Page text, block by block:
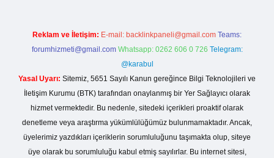
Reklam ve İletişim: E-mail: backlinkpaneli@gmail.com Teams:
forumhizmeti@gmail.com Whatsapp: 0262 606 0 726 Telegram:
@karabul
Yasal Uyarı: Sitemiz, 5651 Sayılı Kanun gereğince Bilgi Teknolojileri ve
İletişim Kurumu (BTK) tarafından onaylanmış bir Yer Sağlayıcı olarak
hizmet vermektedir. Bu nedenle, sitedeki içerikleri proaktif olarak
denetleme veya araştırma yükümlülüğümüz bulunmamaktadır. Ancak,
üyelerimiz yazdıkları içeriklerin sorumluluğunu taşımakta olup, siteye
üye olarak bu sorumluluğu kabul etmiş sayılırlar. Bu internet sitesi,